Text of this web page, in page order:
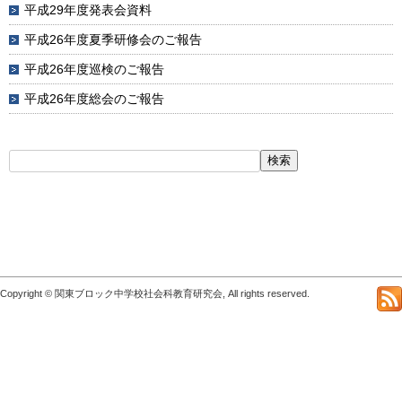
平成29年度発表会資料
平成26年度夏季研修会のご報告
平成26年度巡検のご報告
平成26年度総会のご報告
索:
Copyright © 関東ブロック中学校社会科教育研究会, All rights reserved.